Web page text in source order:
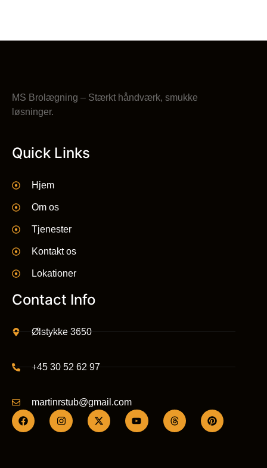
MS Brolægning – Stærkt håndværk, smukke
løsninger.
Quick Links
Hjem
Om os
Tjenester
Kontakt os
Lokationer
Contact Info
Ølstykke 3650
+45 30 52 62 97
martinrstub@gmail.com